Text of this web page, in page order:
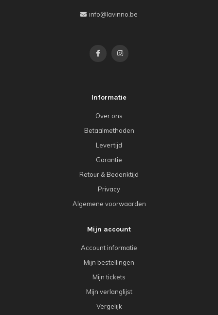
info@lavinno.be
Informatie
Over ons
Betaalmethoden
Levertijd
Garantie
Retour & Bedenktijd
Privacy
Algemene voorwaarden
Mijn account
Account informatie
Mijn bestellingen
Mijn tickets
Mijn verlanglijst
Vergelijk